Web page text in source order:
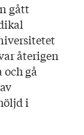
gått
återigen
och gå
i